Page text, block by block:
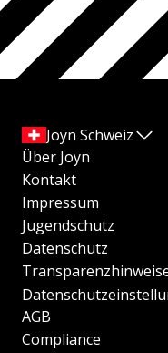
Joyn Schweiz
Über Joyn
Kontakt
Impressum
Jugendschutz
Datenschutz
AGB
Compliance